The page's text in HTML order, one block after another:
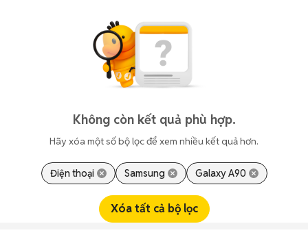
Không còn kết quả phù hợp.
Hãy xóa một số bộ lọc để xem nhiều kết quả hơn.
Điện thoại Samsung Galaxy A90
Xóa tất cả bộ lọc